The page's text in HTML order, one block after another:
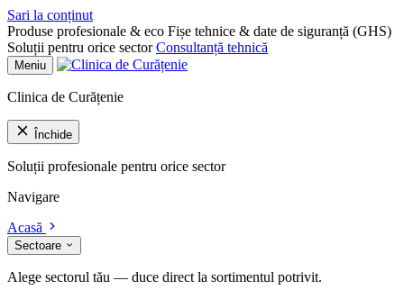
Sari la conținut
Produse profesionale & eco Fișe tehnice & date de siguranță (GHS)
Soluții pentru orice sector Consultanță tehnică
Meniu
Clinica de Curățenie
Închide
Soluții profesionale pentru orice sector
Navigare
Acasă
Sectoare
Alege sectorul tău — duce direct la sortimentul potrivit.